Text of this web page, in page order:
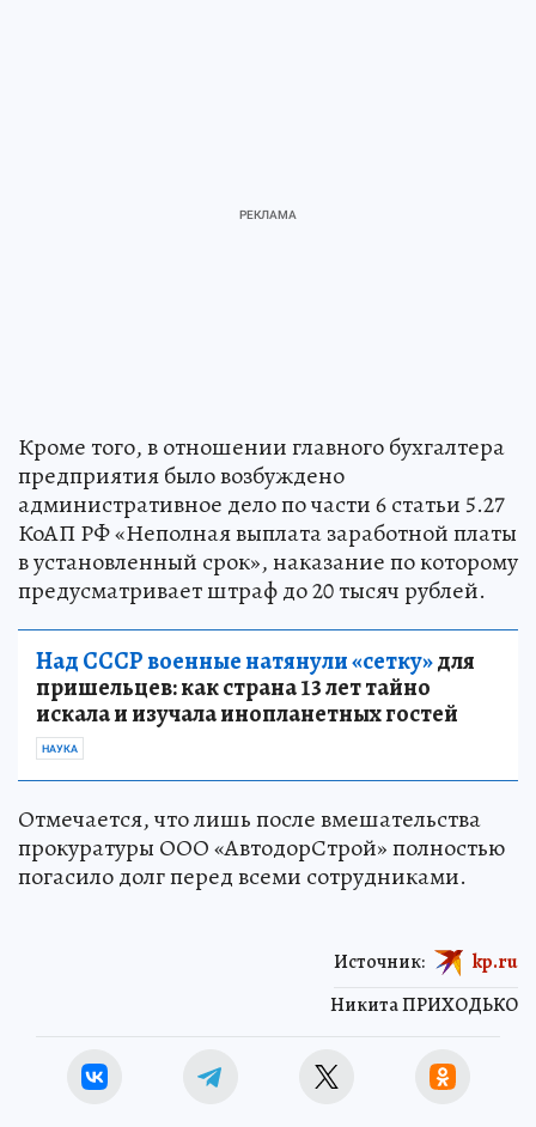
Кроме того, в отношении главного бухгалтера
предприятия было возбуждено
административное дело по части 6 статьи 5.27
КоАП РФ «Неполная выплата заработной платы
в установленный срок», наказание по которому
предусматривает штраф до 20 тысяч рублей.
Над СССР военные натянули «сетку»для
пришельцев: как страна 13 лет тайно
искала и изучала инопланетных гостей
НАУКА
Отмечается, что лишь после вмешательства
прокуратуры ООО «АвтодорСтрой» полностью
погасило долг перед всеми сотрудниками.
Никита ПРИХОДЬКО
Источник: kp.ru